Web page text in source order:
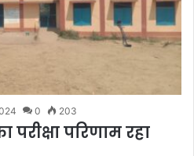
0 203
परिणाम रहा